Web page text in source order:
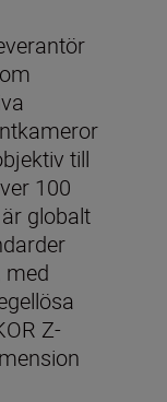
till
100
globalt
med
Z-